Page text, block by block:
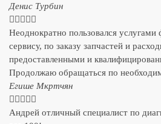
Денис Турбин
    
Неоднократно пользовался
сервису, по заказу запчастей и
предоставленными и
Продолжаю обращаться по
​Егише Мкртчян
    
Андрей отличный специалист по